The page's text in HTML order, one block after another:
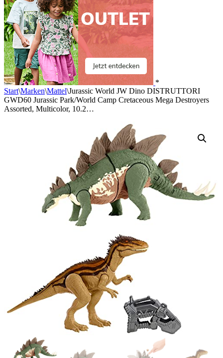
*
Start\Marken\Mattel\Jurassic World JW Dino DISTRUTTORI
GWD60 Jurassic Park/World Camp Cretaceous Mega Destroyers
Assorted, Multicolor, 10.2…